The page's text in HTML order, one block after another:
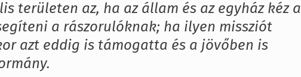
területen az, ha az állam és az egyház kéz a
a rászorulóknak; ha ilyen missziót
azt eddig is támogatta és a jövőben is